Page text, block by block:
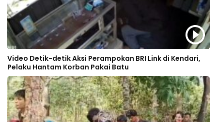
Video Detik-detik Aksi Perampokan BRI Link di Kendari,
Pelaku Hantam Korban Pakai Batu